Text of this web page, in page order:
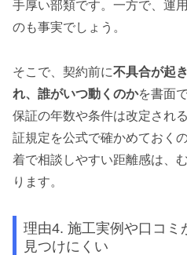
手厚い部類です。一方で、運
のも事実でしょう。
そこで、契約前に不具合が起
れ、誰がいつ動くのかを書面
保証の年数や条件は改定され
証規定を公式で確かめておく
着で相談しやすい距離感は、
ります。
理由4. 施工実例や口コミ
見つけにくい